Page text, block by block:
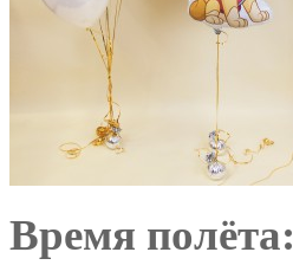
Время полёта: